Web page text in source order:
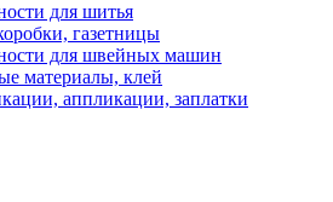
для шитья
газетницы
для швейных машин
материалы, клей
аппликации, заплатки